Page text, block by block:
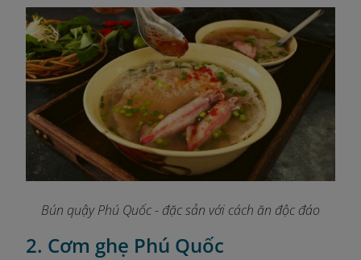
Bún quậy Phú Quốc - đặc sản với cách ăn độc đáo
2. Cơm ghẹ Phú Quốc